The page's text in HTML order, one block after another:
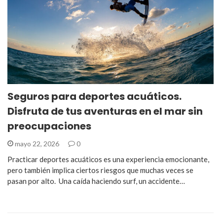
Seguros para deportes acuáticos.
Disfruta de tus aventuras en el mar sin
preocupaciones
mayo 22, 2026 0
Practicar deportes acuáticos es una experiencia emocionante,
pero también implica ciertos riesgos que muchas veces se
pasan por alto. Una caída haciendo surf, un accidente…